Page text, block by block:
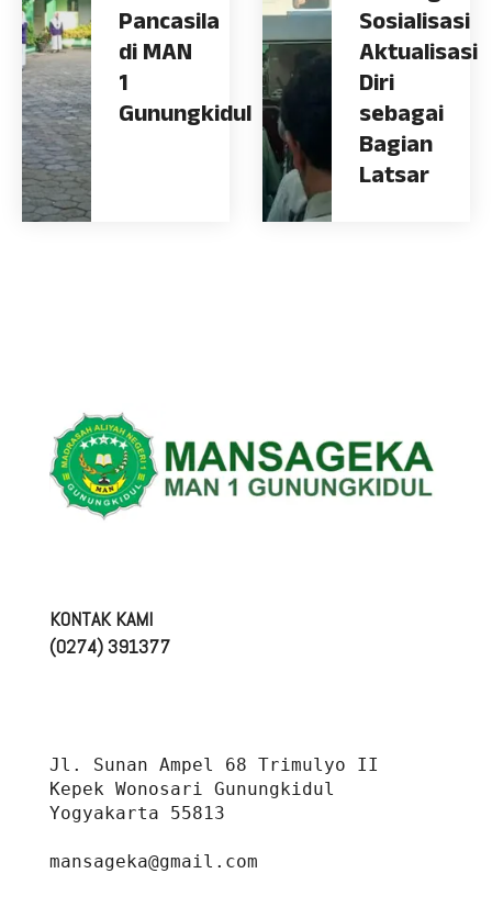
Pancasila
di MAN
1
Gunungkidul
Sosialisasi
Aktualisasi
Diri
sebagai
Bagian
Latsar
KONTAK KAMI
(0274) 391377
Jl. Sunan Ampel 68 Trimulyo II
Kepek Wonosari Gunungkidul
Yogyakarta 55813
mansageka@gmail.com